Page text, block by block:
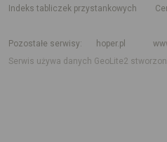
indeks tabliczek przystankowych
Pozostałe serwisy
hoper.pl
Serwis używa danych GeoLite2